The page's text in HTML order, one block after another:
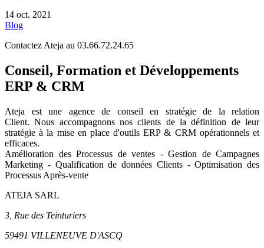
14 oct. 2021
Blog
Contactez Ateja au 03.66.72.24.65
Conseil, Formation et Développements
ERP & CRM
Ateja est une agence de conseil en stratégie de la relation
Client.Nous accompagnons nos clients de la définition de leur
stratégie à la mise en place d'outils ERP & CRM opérationnels et
efficaces.
Amélioration des Processus de ventes - Gestion de Campagnes
Marketing - Qualification de données Clients - Optimisation des
Processus Après-vente
ATEJA SARL
3, Rue des Teinturiers
59491 VILLENEUVE D'ASCQ